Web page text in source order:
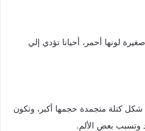
لونها أحمر، أحيانا تؤدي إلي
شكل كتلة متجمدة حجمها أكبر، وتكون
وتسبب بعض الألم.